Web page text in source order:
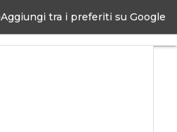
Aggiungi tra i preferiti su Google